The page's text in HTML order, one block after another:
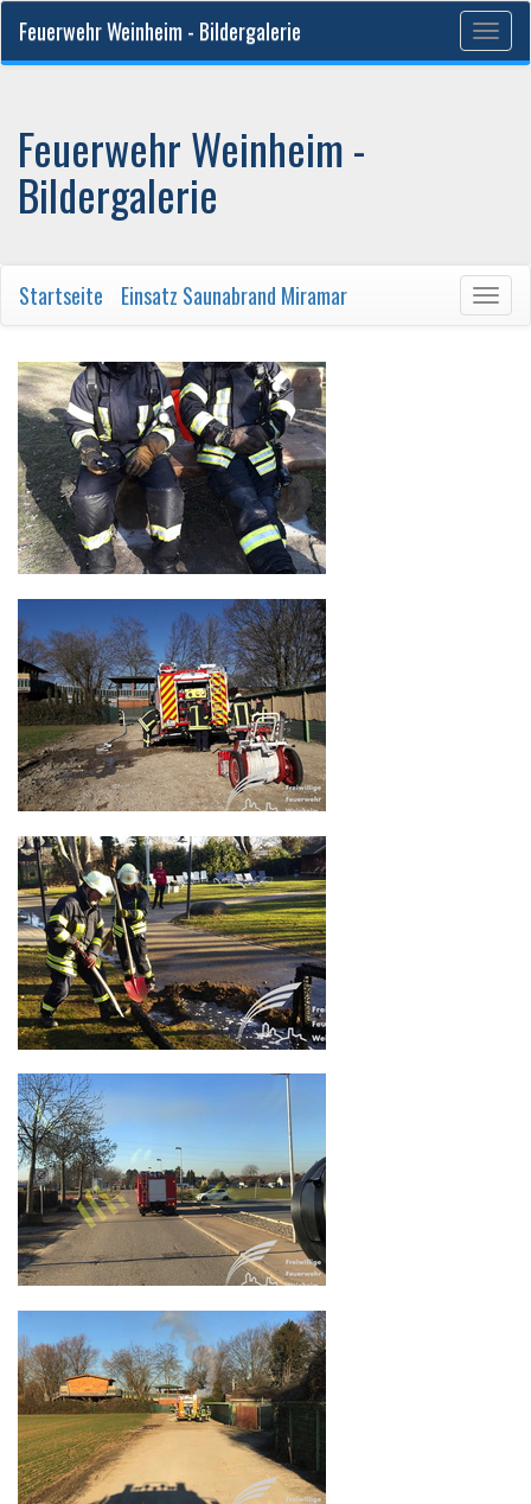
Feuerwehr Weinheim - Bildergalerie
Feuerwehr Weinheim -
Bildergalerie
Startseite Einsatz Saunabrand Miramar